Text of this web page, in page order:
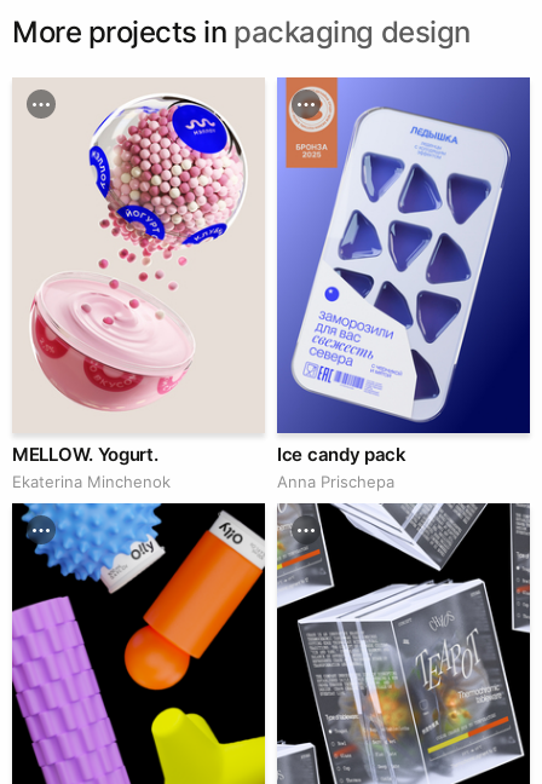
More projects in packaging design
MELLOW. Yogurt.
Ekaterina Minchenok
Ice candy pack
Anna Prischepa